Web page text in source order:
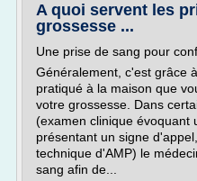
A quoi servent les
grossesse ...
Une prise de sang pour
Généralement, c'est grâce
pratiqué à la maison que
votre grossesse. Dans
(examen clinique évoquant
présentant un signe
technique d'AMP) le
sang afin de...